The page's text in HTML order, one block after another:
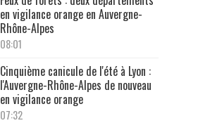
en vigilance orange en Auvergne-
Rhône-Alpes
08:01
Cinquième canicule de l'été à Lyon :
l'Auvergne-Rhône-Alpes de nouveau
en vigilance orange
07:32